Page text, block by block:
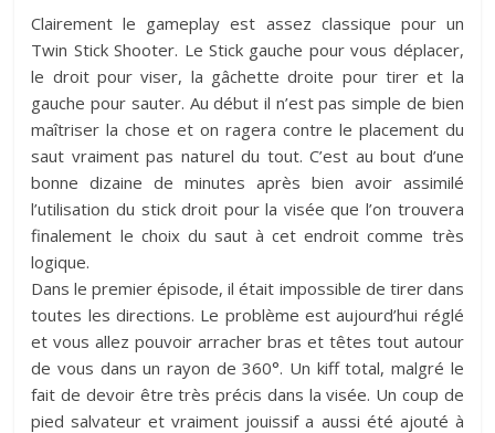
Clairement le gameplay est assez classique pour un
Twin Stick Shooter. Le Stick gauche pour vous déplacer,
le droit pour viser, la gâchette droite pour tirer et la
gauche pour sauter. Au début il n’est pas simple de bien
maîtriser la chose et on ragera contre le placement du
saut vraiment pas naturel du tout. C’est au bout d’une
bonne dizaine de minutes après bien avoir assimilé
l’utilisation du stick droit pour la visée que l’on trouvera
finalement le choix du saut à cet endroit comme très
logique.
Dans le premier épisode, il était impossible de tirer dans
toutes les directions. Le problème est aujourd’hui réglé
et vous allez pouvoir arracher bras et têtes tout autour
de vous dans un rayon de 360°. Un kiff total, malgré le
fait de devoir être très précis dans la visée. Un coup de
pied salvateur et vraiment jouissif a aussi été ajouté à